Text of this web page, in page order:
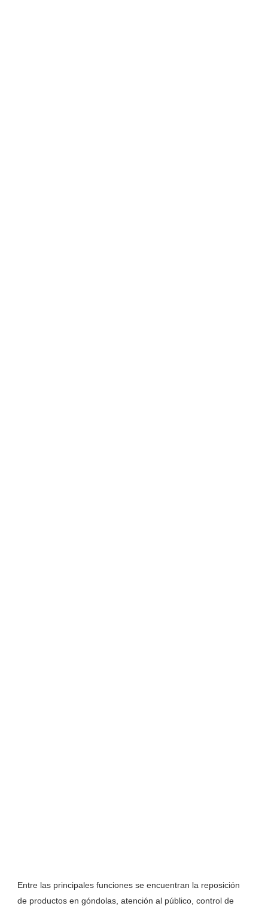
Entre las principales funciones se encuentran la reposición
de productos en góndolas, atención al público, control de